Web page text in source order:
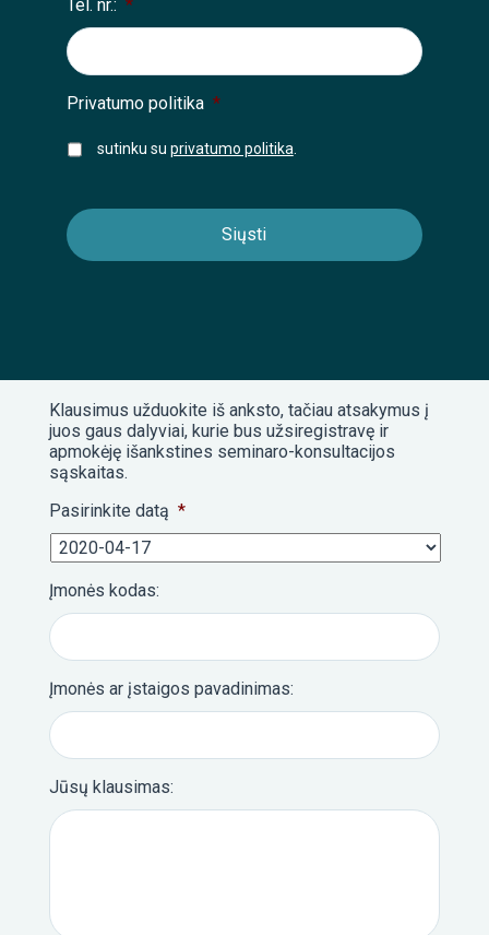
Tel. nr.: *
Privatumo politika *
sutinku su privatumo politika
Klausimus užduokite iš anksto, tačiau atsakymus į
juos gaus dalyviai, kurie bus užsiregistravę ir
apmokėję išankstines seminaro-konsultacijos
sąskaitas.
Pasirinkite datą *
Įmonės kodas:
Įmonės ar įstaigos pavadinimas:
Jūsų klausimas: